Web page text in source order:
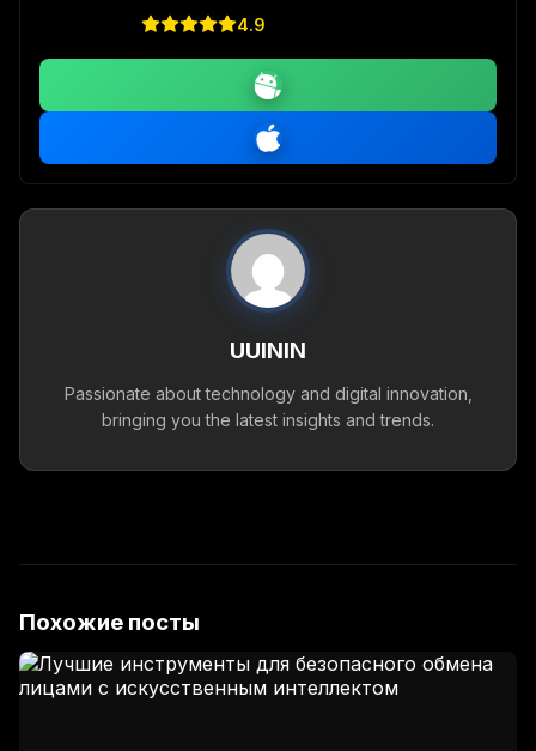
4.9
UUININ
Passionate about technology and digital innovation,
bringing you the latest insights and trends.
Похожие посты